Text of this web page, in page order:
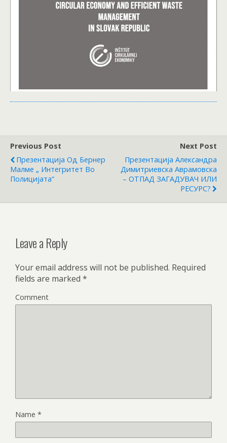
Previous Post
Презентација Од Бернер
Малме „ Интегритет Во
Полицијата“
Next Post
Презентација Александра
Димитриевска Аврамовска
– ОТПАД ЗАГАДУВАЧ ИЛИ
РЕСУРС?
Leave a Reply
Your email address will not be published. Required
fields are marked *
Comment
Name *